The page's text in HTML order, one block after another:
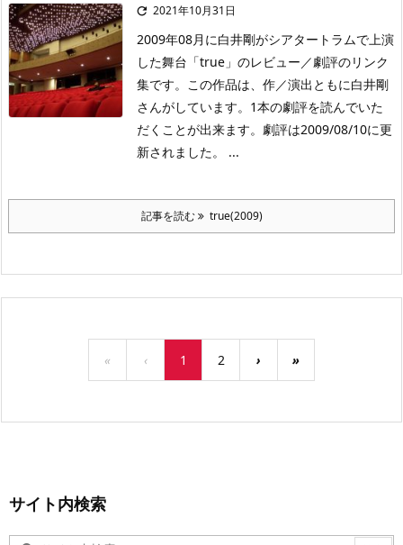
 2021年10月31日
2009年08月に白井剛がシアタートラムで上演
した舞台「true」のレビュー／劇評のリンク
集です。この作品は、作／演出ともに白井剛
さんがしています。1本の劇評を読んでいた
だくことが出来ます。劇評は2009/08/10に更
新されました。 ...
記事を読む true(2009)
« ‹ 1 2 › »
サイト内検索